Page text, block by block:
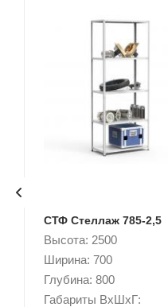
СТФ Стеллаж 785-2,5
Высота: 2500
Ширина: 700
Глубина: 800
Габариты ВxШxГ: